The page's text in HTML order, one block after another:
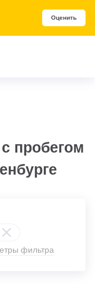
пробегом
фильтра
Оценить